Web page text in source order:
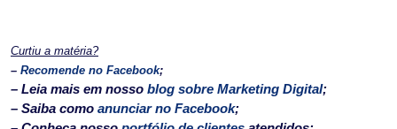
Curtiu a matéria?
– Recomende no Facebook;
– Leia mais em nosso blog sobre Marketing Digital;
– Saiba como anunciar no Facebook;